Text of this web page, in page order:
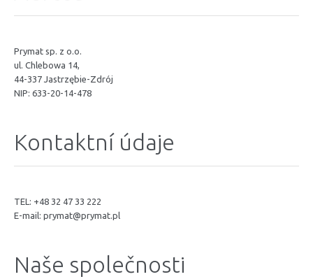
Prymat sp. z o.o.
ul. Chlebowa 14,
44-337 Jastrzębie-Zdrój
NIP: 633-20-14-478
Kontaktní údaje
TEL: +48 32 47 33 222
E-mail: prymat@prymat.pl
Naše společnosti